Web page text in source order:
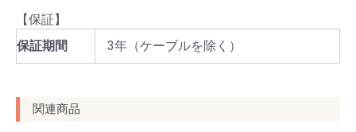
【保証】
保証期間
3年（ケーブルを除く）
関連商品